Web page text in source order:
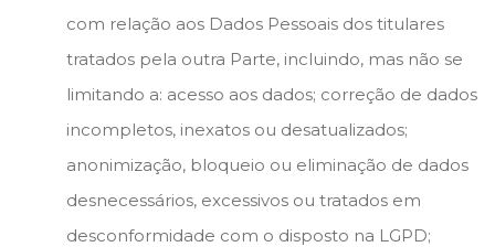
com relação aos Dados Pessoais dos titulares
tratados pela outra Parte, incluindo, mas não se
limitando a: acesso aos dados; correção de dados
incompletos, inexatos ou desatualizados;
anonimização, bloqueio ou eliminação de dados
desnecessários, excessivos ou tratados em
desconformidade com o disposto na LGPD;